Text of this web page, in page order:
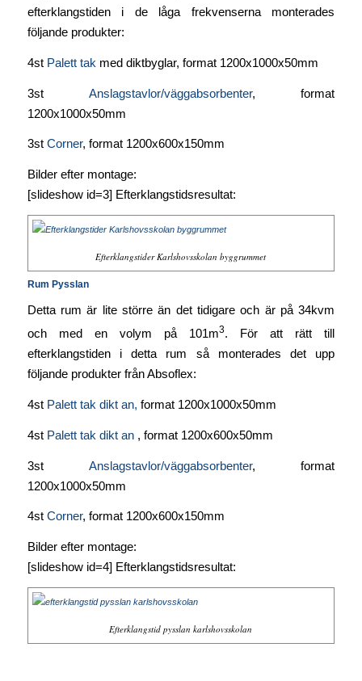
efterklangstiden i de låga frekvenserna monterades
följande produkter:
4st Palett tak med diktbyglar, format 1200x1000x50mm
3st Anslagstavlor/väggabsorbenter, format
1200x1000x50mm
3st Corner, format 1200x600x150mm
Bilder efter montage:
[slideshow id=3] Efterklangstidsresultat:
Efterklangstider Karlshovsskolan byggrummet
Rum Pysslan
Detta rum är lite större än det tidigare och är på 34kvm
och med en volym på 101m3. För att rätt till
efterklangstiden i detta rum så monterades det upp
följande produkter från Absoflex:
4st Palett tak dikt an, format 1200x1000x50mm
4st Palett tak dikt an, format 1200x600x50mm
3st Anslagstavlor/väggabsorbenter, format
1200x1000x50mm
4st Corner, format 1200x600x150mm
Bilder efter montage:
[slideshow id=4] Efterklangstidsresultat:
Efterklangstid pysslan karlshovsskolan